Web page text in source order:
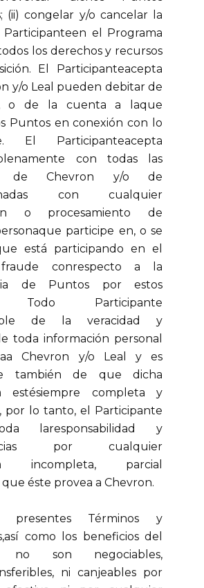
(ii) congelar y/o cancelar la
el Programa
los derechos y recursos
El Participanteacepta
y/o Leal pueden debitar de
o de la cuenta a laque
Puntos en conexión con lo
El Participanteacepta
con todas las
de Chevron y/o de
con cualquier
o procesamiento de
participe en, o se
está participando en el
conrespecto a la
de Puntos por estos
Todo Participante
de la veracidad y
toda información personal
Chevron y/o Leal y es
también de que dicha
estésiempre completa y
por lo tanto, el Participante
laresponsabilidad y
por cualquier
incompleta, parcial
éste provea a Chevron.
Términos y
como los beneficios del
no son negociables,
ni canjeables por